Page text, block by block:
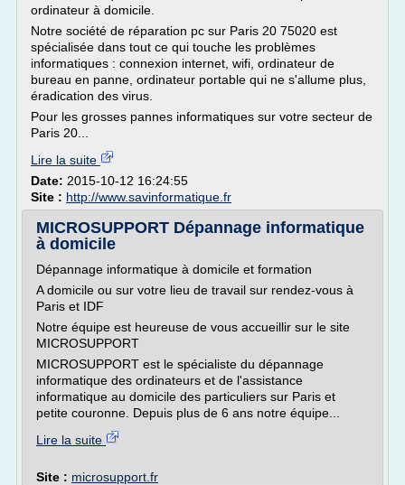
ordinateur à domicile.
Notre société de réparation pc sur Paris 20 75020 est
spécialisée dans tout ce qui touche les problèmes
informatiques : connexion internet, wifi, ordinateur de
bureau en panne, ordinateur portable qui ne s'allume plus,
éradication des virus.
Pour les grosses pannes informatiques sur votre secteur de
Paris 20...
Lire la suite
Date: 2015-10-12 16:24:55
Site : http://www.savinformatique.fr
MICROSUPPORT Dépannage informatique
à domicile
Dépannage informatique à domicile et formation
A domicile ou sur votre lieu de travail sur rendez-vous à
Paris et IDF
Notre équipe est heureuse de vous accueillir sur le site
MICROSUPPORT
MICROSUPPORT est le spécialiste du dépannage
informatique des ordinateurs et de l'assistance
informatique au domicile des particuliers sur Paris et
petite couronne. Depuis plus de 6 ans notre équipe...
Lire la suite
Site : microsupport.fr